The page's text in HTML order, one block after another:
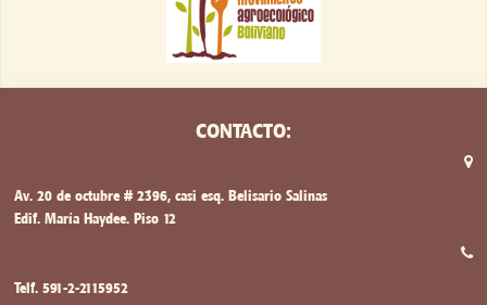
CONTACTO:
Av. 20 de octubre # 2396, casi esq. Belisario Salinas
Edif. María Haydee. Piso 12
Telf. 591-2-2115952